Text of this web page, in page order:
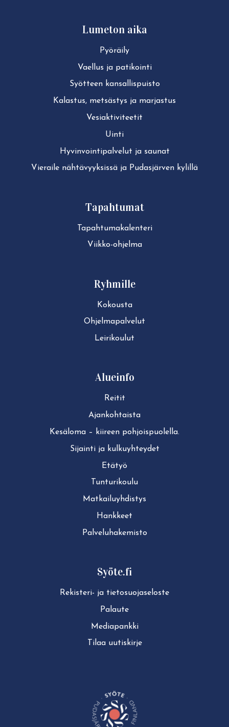
Lumeton aika
Pyöräily
Vaellus ja patikointi
Syötteen kan­sal­lis­puis­to
Kalastus, metsästys ja marjastus
Ve­siak­ti­vi­tee­tit
Uinti
Hy­vin­voin­ti­pal­ve­lut ja saunat
Vieraile näh­tä­vyyk­sis­sä ja Pudasjärven kylillä
Tapahtumat
Ta­pah­tu­ma­ka­len­te­ri
Viikko-ohjelma
Ryhmille
Kokousta
Ohjelmapalvelut
Leirikoulut
Alueinfo
Reitit
Ajan­koh­tais­ta
Kesäloma – kiireen pohjoispuolella.
Sijainti ja kul­ku­yh­tey­det
Etätyö
Tun­tu­ri­kou­lu
Mat­kai­lu­yh­dis­tys
Hankkeet
Pal­ve­lu­ha­ke­mis­to
Syöte.fi
Rekisteri- ja tie­to­suo­ja­se­los­te
Palaute
Mediapankki
Tilaa uutiskirje